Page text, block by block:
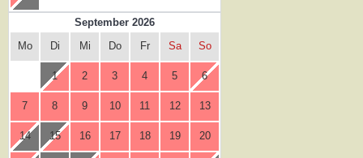
September 2026
Mo
Di Mi Do Fr Sa So
1 2 3 4 5 6
7 8 9 10 11 12 13
14 15 16 17 18 19 20